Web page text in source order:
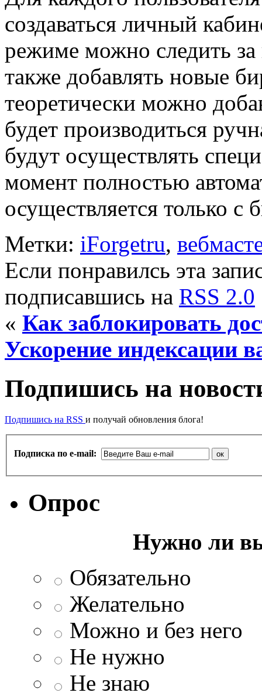
создаваться личный
режиме можно следить за
также добавлять новые
теоретически можно
будет производиться
будут осуществлять
момент полностью
осуществляется только с
Метки: iForgetru,
Если понравилсь эта
подписавшись на RSS 2.0
« Как заблокировать
Ускорение индексации
Подпишись на
Подпишись на RSS и получай обновления блога!
Подписка по e-mail:
Опрос
Нужно ли
Обязательно
Желательно
Можно и без него
Не нужно
Не знаю